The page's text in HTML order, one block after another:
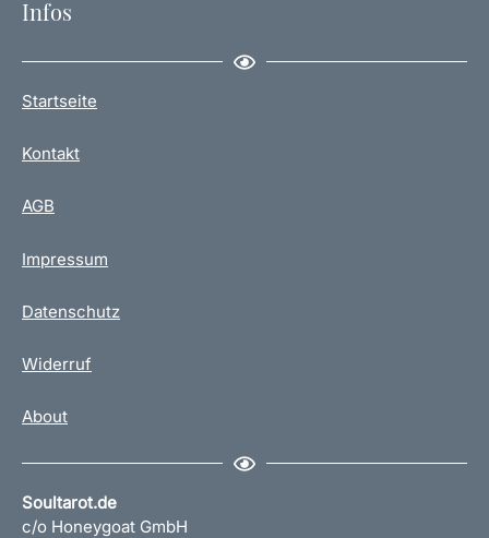
Infos
Startseite
Kontakt
AGB
Impressum
Datenschutz
Widerruf
About
Soultarot.de
c/o Honeygoat GmbH